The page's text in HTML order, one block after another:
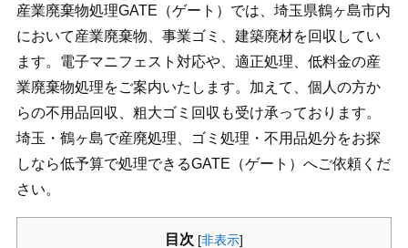
産業廃棄物処理GATE（ゲート）では、埼玉県鶴ヶ島市内
において産業廃棄物、事業ゴミ、建築廃材を回収してい
ます。電子マニフェスト対応や、適正処理、低料金の産
業廃棄物処理をご案内いたします。加えて、個人の方か
らの不用品回収、粗大ゴミ回収も受け承っております。
埼玉・鶴ヶ島で産廃処理、ゴミ処理・不用品処分をお探
しなら低予算で処理できるGATE（ゲート）へご依頼くだ
さい。
目次 [非表示]